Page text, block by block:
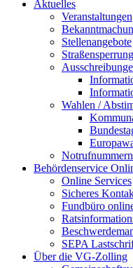
Aktuelles
Veranstaltungen
Stellenangebote
Wahlen /
Notrufnummern
Behördenservice
Online Services
Sicheres
Fundbüro
SEPA
Über die VG-Zolling